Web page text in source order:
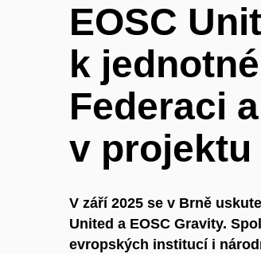
EOSC
k
Federaci
v projektu
V září 2025 se v Brně
United a EOSC Gravity.
evropských institucí i